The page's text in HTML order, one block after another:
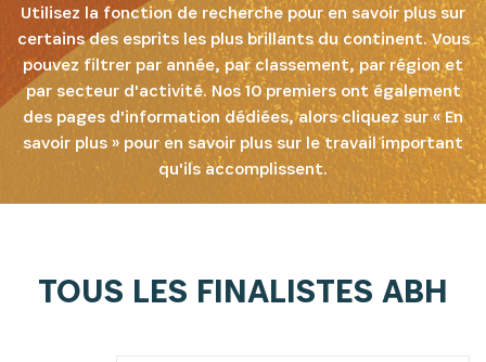
INSCRIVEZ-VOUS À NOTRE
Utilisez la fonction de recherche pour en savoir plus sur
certains des esprits les plus brillants du continent. Vous
pouvez filtrer par année, par classement, par région et
par secteur d'activité. Nos 10 premiers ont également
des pages d'information dédiées, alors cliquez sur « En
savoir plus » pour en savoir plus sur le travail important
qu'ils accomplissent.
TOUS LES FINALISTES ABH